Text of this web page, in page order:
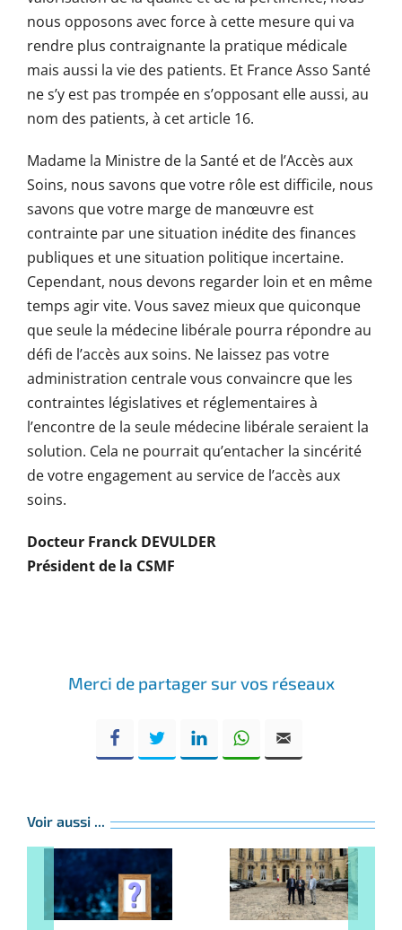
nous opposons avec force à cette mesure qui va
rendre plus contraignante la pratique médicale
mais aussi la vie des patients. Et France Asso Santé
ne s’y est pas trompée en s’opposant elle aussi, au
nom des patients, à cet article 16.
Madame la Ministre de la Santé et de l’Accès aux
Soins, nous savons que votre rôle est difficile, nous
savons que votre marge de manœuvre est
contrainte par une situation inédite des finances
publiques et une situation politique incertaine.
Cependant, nous devons regarder loin et en même
temps agir vite. Vous savez mieux que quiconque
que seule la médecine libérale pourra répondre au
défi de l’accès aux soins. Ne laissez pas votre
administration centrale vous convaincre que les
contraintes législatives et réglementaires à
l’encontre de la seule médecine libérale seraient la
solution. Cela ne pourrait qu’entacher la sincérité
de votre engagement au service de l’accès aux
soins.
Docteur Franck DEVULDER
Président de la CSMF
Merci de partager sur vos réseaux
Voir aussi ...